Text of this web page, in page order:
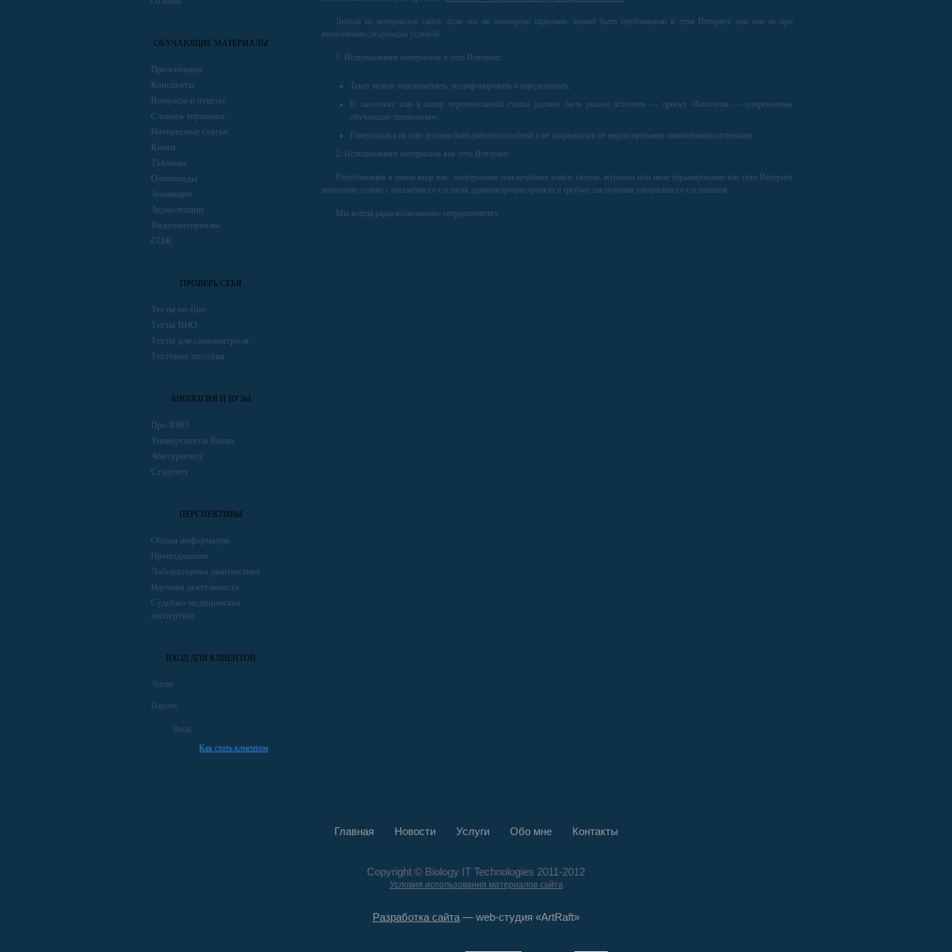
ОБУЧАЮЩИЕ МАТЕРИАЛЫ
Презентации
Конспекты
Вопросы и ответы
Словарь терминов
Интересные статьи
Книги
Таблицы
Олимпиады
Анимации
Аудиолекции
Видеоматериалы
СОЖ
ПРОВЕРЬ СЕБЯ
Тесты on-line
Тесты ВНО
Тесты для самоконтроля
Тестовые пособия
БИОЛОГИЯ И ВУЗЫ
Про ВНО
Университеты Киева
Абитуриенту
Студенту
ПЕРСПЕКТИВЫ
Общая информация
Преподавание
Лабораторная диагностика
Научная деятельность
Судебно-медицинская
экспертиза
ВХОД ДЛЯ КЛИЕНТОВ
Логин
Пароль
Как стать клиентом
Любой из материалов сайта, если это не оговорено отдельно, может быть опубликован в сети Интернет или вне ее при
выполнении следующих условий:
1. Использование материалов в сети Интернет:
Текст нельзя видоизменять, модифицировать и переделывать;
В заголовке или в конце перепечатанной статьи должен быть указан источник — проект «Биология — современные
обучающие технологии»;
Гиперссылка на сайт должна быть работоспособной и не закрываться от индексирования поисковыми системами;
2. Использование материалов вне сети Интернет:
Републикация в таком виде как: электронные или печатные книги, газеты, журналы или иное тиражирование вне сети Интернет
возможно только с письменного согласия администрации проекта и требует заключения специального соглашения.
Мы всегда рады возможному сотрудничеству.
Главная Новости Услуги Обо мне Контакты
Copyright © Biology IT Technologies 2011-2012
Условия использования материалов сайта
Разработка сайта — web-студия «ArtRaft»